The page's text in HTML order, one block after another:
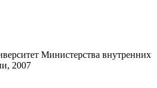
Министерства внутренних
2007